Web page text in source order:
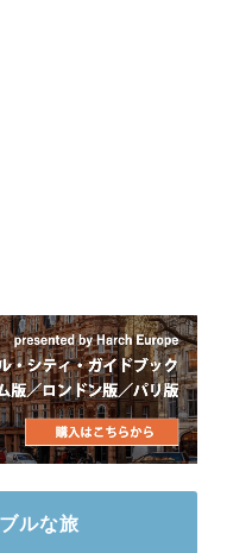
ルな旅